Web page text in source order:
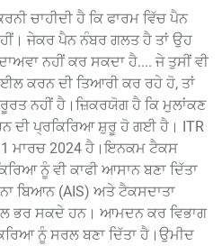
ਚਾਹੀਦੀ ਹੈ ਕਿ ਫਾਰਮ ਵਿੱਚ ਪੈਨ
ਜੇਕਰ ਪੈਨ ਨੰਬਰ ਗਲਤ ਹੈ ਤਾਂ ਉਹ
ਨਹੀਂ ਕਰ ਸਕਦਾ ਹੈ.... ਜੇ ਤੁਸੀਂ ਵੀ
ਕਰਨ ਦੀ ਤਿਆਰੀ ਕਰ ਰਹੇ ਹੋ, ਤਾਂ
ਨਹੀਂ ਹੈ।ਜ਼ਿਕਰਯੋਗ ਹੈ ਕਿ ਮੁਲਾਂਕਣ
ਦੀ ਪ੍ਰਕਿਰਿਆ ਸ਼ੁਰੂ ਹੋ ਗਈ ਹੈ। ITR
ਮਾਰਚ 2024 ਹੈ।ਇਨਕਮ ਟੈਕਸ
ਨੂੰ ਵੀ ਕਾਫੀ ਆਸਾਨ ਬਣਾ ਦਿੱਤਾ
ਬਿਆਨ (AIS) ਅਤੇ ਟੈਕਸਦਾਤਾ
ਭਰ ਸਕਦੇ ਹਨ। ਆਮਦਨ ਕਰ ਵਿਭਾਗ
ਨੂੰ ਸਰਲ ਬਣਾ ਦਿੱਤਾ ਹੈ।ਉਮੀਦ